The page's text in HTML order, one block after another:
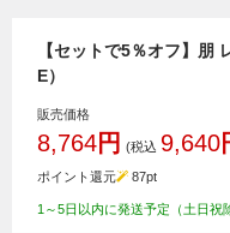
【セットで5％オフ】朋
E）
販売価格
8,764円 (税込 9,640
ポイント還元 87pt
1～5日以内に発送予定（土日祝